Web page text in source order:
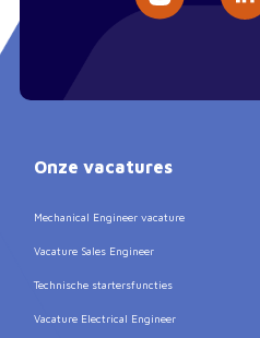
Onze vacatures
Mechanical Engineer vacature
Vacature Sales Engineer
Technische startersfuncties
Vacature Electrical Engineer